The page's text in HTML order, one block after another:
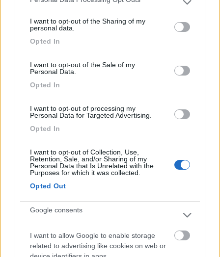
Please note that this website/app uses one or more Google
not limited to your visit or usage behaviour. You may click to
use your data for below specified purposes in below Google
I want to opt-out of the Sharing of my
personal data.
Opted In
I want to opt-out of the Sale of my
Personal Data.
Opted In
I want to opt-out of processing my
Personal Data for Targeted Advertising.
Opted In
I want to opt-out of Collection, Use,
Retention, Sale, and/or Sharing of my
Personal Data that Is Unrelated with the
Purposes for which it was collected.
Opted Out
Google consents
I want to allow Google to enable storage
related to advertising like cookies on web or
2557
Inserito il29/01/2018
Vi faccio un solo esempio, nel caso degli aerei il numero di passeggeri e
la loro disposizione così come il contenuto e la disposizione dei bagagli
...
Capito Sergio
cose a bordo.
Sfido a ottenere risultati per strade asfaltate bene e altro...
Pascia2
Inserito il 29/01/2018 alle: 20:45:19